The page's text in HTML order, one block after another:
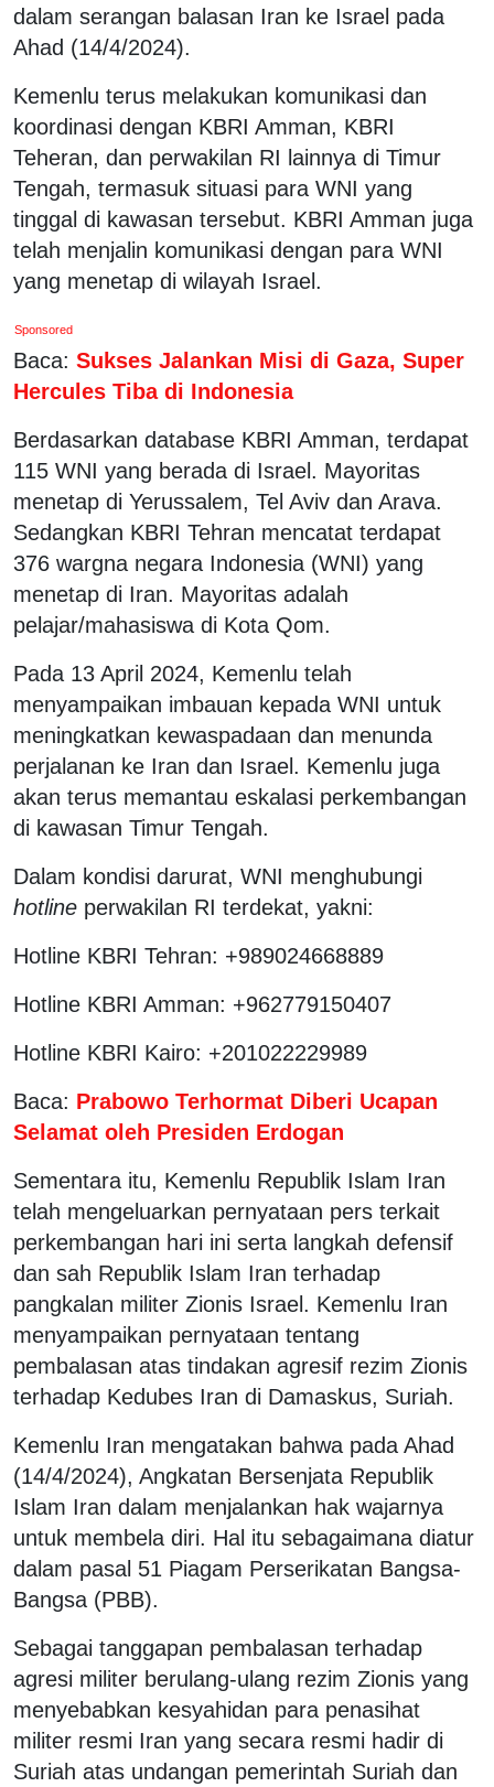
dalam serangan balasan Iran ke Israel pada
Ahad (14/4/2024).
Kemenlu terus melakukan komunikasi dan
koordinasi dengan KBRI Amman, KBRI
Teheran, dan perwakilan RI lainnya di Timur
Tengah, termasuk situasi para WNI yang
tinggal di kawasan tersebut. KBRI Amman juga
telah menjalin komunikasi dengan para WNI
yang menetap di wilayah Israel.
Sponsored
Baca: Sukses Jalankan Misi di Gaza, Super
Hercules Tiba di Indonesia
Berdasarkan database KBRI Amman, terdapat
115 WNI yang berada di Israel. Mayoritas
menetap di Yerussalem, Tel Aviv dan Arava.
Sedangkan KBRI Tehran mencatat terdapat
376 wargna negara Indonesia (WNI) yang
menetap di Iran. Mayoritas adalah
pelajar/mahasiswa di Kota Qom.
Pada 13 April 2024, Kemenlu telah
menyampaikan imbauan kepada WNI untuk
meningkatkan kewaspadaan dan menunda
perjalanan ke Iran dan Israel. Kemenlu juga
akan terus memantau eskalasi perkembangan
di kawasan Timur Tengah.
Dalam kondisi darurat, WNI menghubungi
hotline perwakilan RI terdekat, yakni:
Hotline KBRI Tehran: +989024668889
Hotline KBRI Amman: +962779150407
Hotline KBRI Kairo: +201022229989
Baca: Prabowo Terhormat Diberi Ucapan
Selamat oleh Presiden Erdogan
Sementara itu, Kemenlu Republik Islam Iran
telah mengeluarkan pernyataan pers terkait
perkembangan hari ini serta langkah defensif
dan sah Republik Islam Iran terhadap
pangkalan militer Zionis Israel. Kemenlu Iran
menyampaikan pernyataan tentang
pembalasan atas tindakan agresif rezim Zionis
terhadap Kedubes Iran di Damaskus, Suriah.
Kemenlu Iran mengatakan bahwa pada Ahad
(14/4/2024), Angkatan Bersenjata Republik
Islam Iran dalam menjalankan hak wajarnya
untuk membela diri. Hal itu sebagaimana diatur
dalam pasal 51 Piagam Perserikatan Bangsa-
Bangsa (PBB).
Sebagai tanggapan pembalasan terhadap
agresi militer berulang-ulang rezim Zionis yang
menyebabkan kesyahidan para penasihat
militer resmi Iran yang secara resmi hadir di
Suriah atas undangan pemerintah Suriah dan